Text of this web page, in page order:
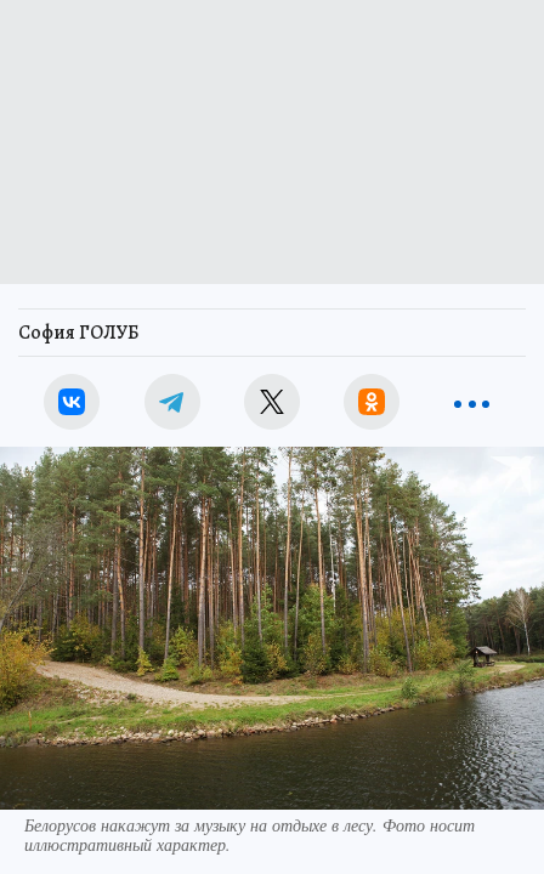
София ГОЛУБ
Белорусов накажут за музыку на отдыхе в лесу. Фото носит
иллюстративный характер.